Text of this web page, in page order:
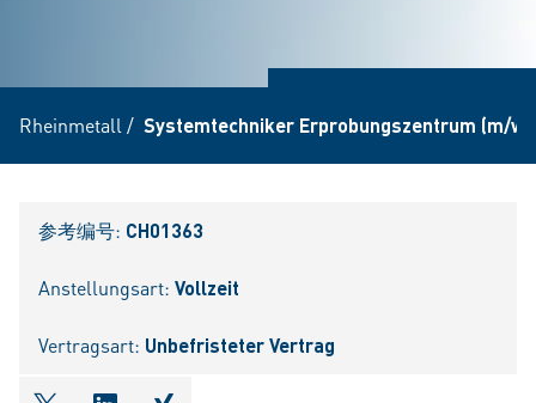
Rheinmetall / Systemtechniker Erprobungszentrum (m/w/
参考编号: CH01363
Anstellungsart: Vollzeit
Vertragsart: Unbefristeter Vertrag